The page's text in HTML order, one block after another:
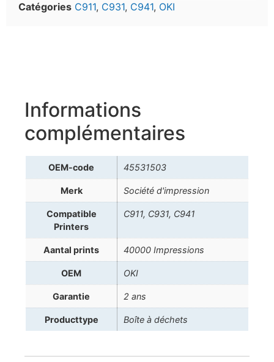
Catégories C911, C931, C941, OKI
Informations
complémentaires
OEM-code 45531503
Merk Société d'impression
Compatible
Printers
C911, C931, C941
Aantal prints 40000 Impressions
OEM OKI
Garantie 2 ans
Producttype Boîte à déchets